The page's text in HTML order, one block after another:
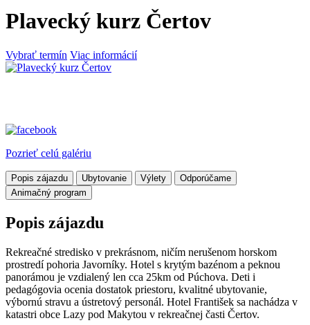
Plavecký kurz Čertov
Vybrať termín Viac informácií
Pozrieť celú galériu
Popis zájazdu Ubytovanie Výlety
Odporúčame
Animačný program
Popis zájazdu
Rekreačné stredisko v prekrásnom, ničím nerušenom horskom
prostredí pohoria Javorníky. Hotel s krytým bazénom a peknou
panorámou je vzdialený len cca 25km od Púchova. Deti i
pedagógovia ocenia dostatok priestoru, kvalitné ubytovanie,
výbornú stravu a ústretový personál. Hotel František sa nachádza v
katastri obce Lazy pod Makytou v rekreačnej časti Čertov.